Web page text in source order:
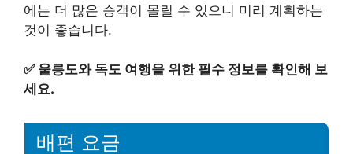
에는 더 많은 승객이 몰릴 수 있으니 미리 계획하는
것이 좋습니다.
✅ 울릉도와 독도 여행을 위한 필수 정보를 확인해 보
세요.
배편 요금